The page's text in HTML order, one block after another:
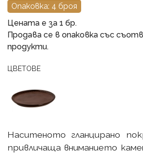
Опаковка: 4 броя
Цената е за 1 бр.
Продава се в опаковка със
продукти.
ЦВЕТОВЕ
Наситеното гланцирано
привличаща вниманието